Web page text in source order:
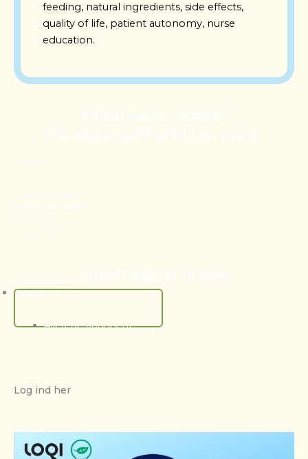
feeding, natural ingredients, side effects,
quality of life, patient autonomy, nurse
education.
200.00kr.
Allerede abonnent?
Log ind her